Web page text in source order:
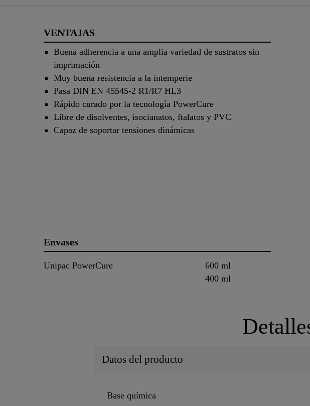
VENTAJAS
Buena adherencia a una amplia variedad de sustratos sin
imprimación
Muy buena resistencia a la intemperie
Pasa DIN EN 45545-2 R1/R7 HL3
Rápido curado por la tecnología PowerCure
Libre de disolventes, isocianatos, ftalatos y PVC
Capaz de soportar tensiones dinámicas
Envases
Unipac PowerCure
600 ml
400 ml
Datos del producto
Base química